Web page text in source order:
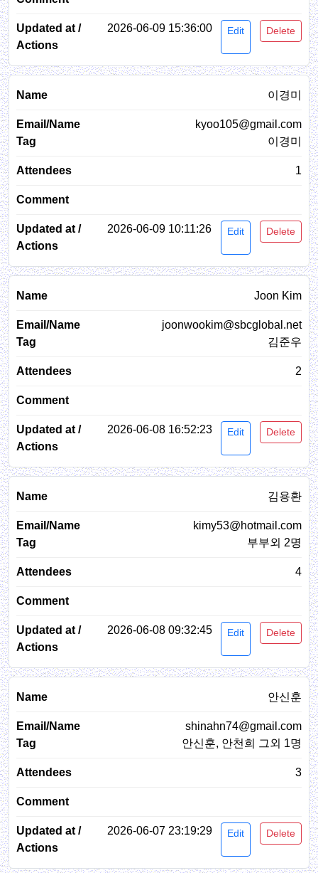
2026-06-09 15:36:00 Edit Delete
이경미
kyoo105@gmail.com
이경미
1
2026-06-09 10:11:26 Edit Delete
Joon Kim
joonwookim@sbcglobal.net
김준우
2
2026-06-08 16:52:23 Edit Delete
김용환
kimy53@hotmail.com
부부외 2명
4
2026-06-08 09:32:45 Edit Delete
안신훈
shinahn74@gmail.com
안신훈, 안천희 그외 1명
3
2026-06-07 23:19:29 Edit Delete